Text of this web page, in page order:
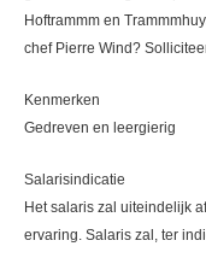
Hoftrammm en
chef Pierre Wind?
Kenmerken
Gedreven en leergierig
Salarisindicatie
Het salaris zal uiteindelijk
ervaring. Salaris zal, ter